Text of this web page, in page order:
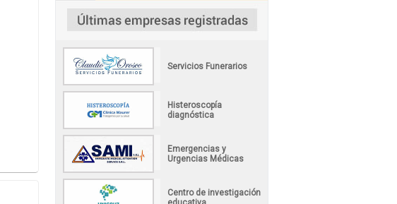
Servicios Funerarios
Histeroscopía
diagnóstica
Emergencias y
Urgencias Médicas
Centro de investigación